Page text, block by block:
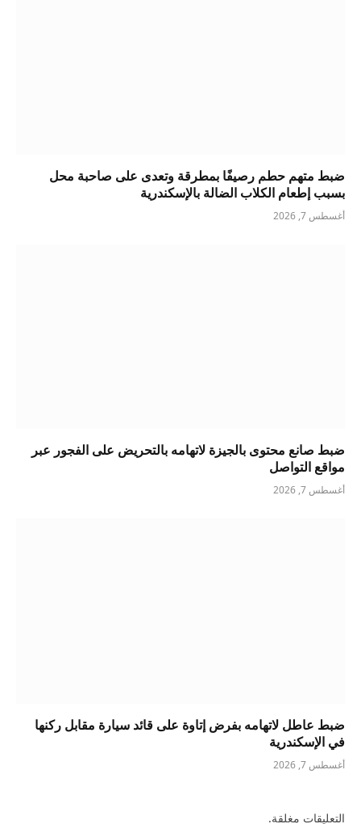
ضبط متهم حطم رصيفًا بمطرقة وتعدى على صاحبة محل
بسبب إطعام الكلاب الضالة بالإسكندرية
أغسطس 7, 2026
ضبط صانع محتوى بالجيزة لاتهامه بالتحريض على الفجور عبر
مواقع التواصل
أغسطس 7, 2026
ضبط عاطل لاتهامه بفرض إتاوة على قائد سيارة مقابل ركنها
في الإسكندرية
أغسطس 7, 2026
التعليقات مغلقة.